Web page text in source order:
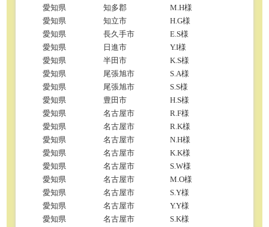
愛知県
知多郡
M.H様
愛知県
知立市
H.G様
愛知県
長久手市
E.S様
愛知県
日進市
Y.I様
愛知県
半田市
K.S様
愛知県
尾張旭市
S.A様
愛知県
尾張旭市
S.S様
愛知県
豊田市
H.S様
愛知県
名古屋市
R.F様
愛知県
名古屋市
R.K様
愛知県
名古屋市
N.H様
愛知県
名古屋市
K.K様
愛知県
名古屋市
S.W様
愛知県
名古屋市
M.O様
愛知県
名古屋市
S.Y様
愛知県
名古屋市
Y.Y様
愛知県
名古屋市
S.K様